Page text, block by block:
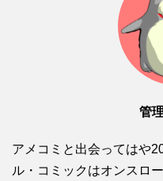
管
アメコミと出会ってはや
ル・コミックはオンスロ